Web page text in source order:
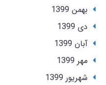
بهمن 1399
دی 1399
آبان 1399
مهر 1399
شهریور 1399